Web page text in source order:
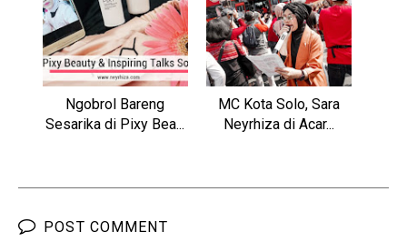
Ngobrol Bareng
Sesarika di Pixy Bea...
MC Kota Solo, Sara
Neyrhiza di Acar...
POST COMMENT